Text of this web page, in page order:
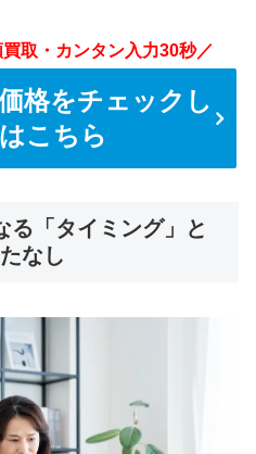
取・カンタン入力30秒／
格をチェックし
こちら
る「タイミング」と
なし